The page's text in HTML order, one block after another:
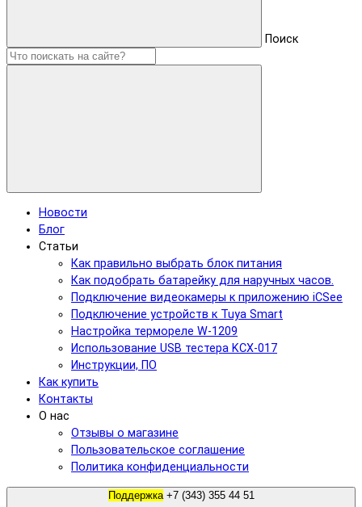
Поиск
Новости
Блог
Статьи
Как правильно выбрать блок питания
Как подобрать батарейку для наручных часов.
Подключение видеокамеры к приложению iCSee
Подключение устройств к Tuya Smart
Настройка термореле W-1209
Использование USB тестера KCX-017
Инструкции, ПО
Как купить
Контакты
О нас
Отзывы о магазине
Пользовательское соглашение
Политика конфиденциальности
Поддержка +7 (343) 355 44 51